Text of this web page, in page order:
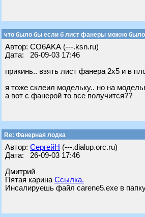
что было бы если б лист фанеры можно было
Автор: CO6AKA (---.ksn.ru)
Дата: 26-09-03 17:46
прикинь.. взять лист фанера 2х5 и в
я тоже склеил модельку.. но на
а вот с фанерой то все получится??
Re: Фанерная лодка
Автор: СергейН (---.dialup.orc.ru)
Дата: 26-09-03 17:46
Дмитрий
Пятая карина Ссылка.
Инсалируешь файл carene5.exe в